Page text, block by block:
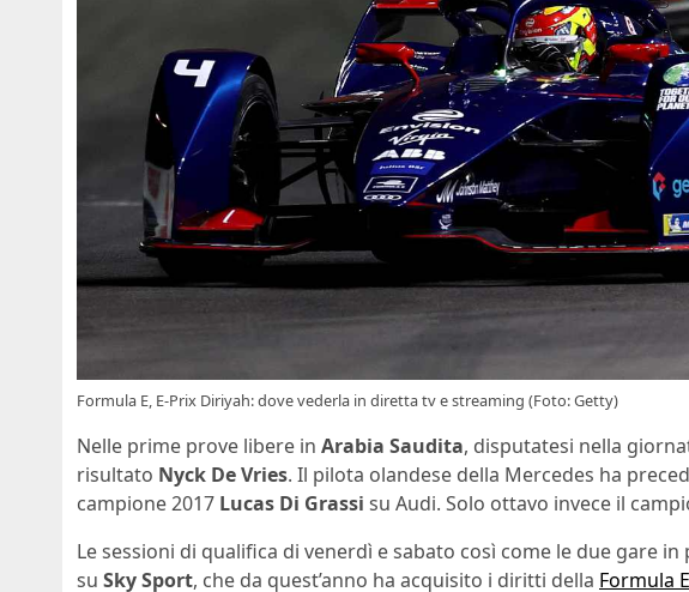
Formula E, E-Prix Diriyah: dove vederla in diretta tv e streaming (Foto: Getty)
Nelle prime prove libere in Arabia Saudita, disputatesi nella
risultato Nyck De Vries. Il pilota olandese della Mercedes ha
campione 2017 Lucas Di Grassi su Audi. Solo ottavo invece il
Le sessioni di qualifica di venerdì e sabato così come le due gare
su Sky Sport, che da quest’anno ha acquisito i diritti della Formula